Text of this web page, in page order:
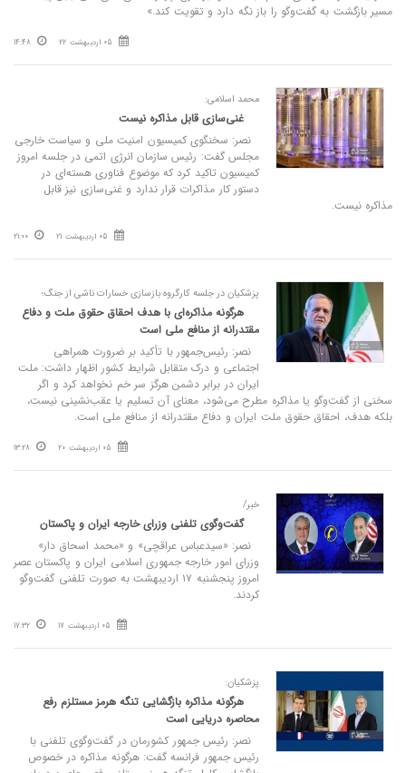
مسیر بازگشت به گفت‌وگو را باز نگه دارد و تقویت کند.»
05 اردیبهشت 22 14:48
محمد اسلامی:
غنی‌سازی قابل مذاکره نیست
نصر: سخنگوی کمیسیون امنیت ملی و سیاست خارجی
مجلس گفت: رئیس سازمان انرژی اتمی در جلسه امروز
کمیسیون تاکید کرد که موضوع فناوری هسته‌ای در
دستور کار مذاکرات قرار ندارد و غنی‌سازی نیز قابل
مذاکره نیست.
05 اردیبهشت 21 21:00
پزشکیان در جلسه کارگروه بازسازی خسارات ناشی از جنگ؛
هرگونه مذاکره‌ای با هدف احقاق حقوق ملت و دفاع
مقتدرانه از منافع ملی است
نصر: رئیس‌جمهور با تأکید بر ضرورت همراهی
اجتماعی و درک متقابل شرایط کشور اظهار داشت: ملت
ایران در برابر دشمن هرگز سر خم نخواهد کرد و اگر
سخنی از گفت‌وگو یا مذاکره مطرح می‌شود، معنای آن تسلیم یا عقب‌نشینی نیست،
بلکه هدف، احقاق حقوق ملت ایران و دفاع مقتدرانه از منافع ملی است.
05 اردیبهشت 20 13:28
خبر/
گفت‌وگوی تلفنی وزرای خارجه ایران و پاکستان
نصر: «سیدعباس عراقچی» و «محمد اسحاق دار»
وزرای امور خارجه جمهوری اسلامی ایران و پاکستان عصر
امروز پنجشنبه ۱۷ اردیبهشت به صورت تلفنی گفت‌وگو
کردند.
05 اردیبهشت 17 17:32
پزشکیان:
هرگونه مذاکره بازگشایی تنگه هرمز مستلزم رفع
محاصره دریایی است
نصر: رئیس‌ جمهور کشورمان در گفت‌وگوی تلفنی با
رئیس جمهور فرانسه گفت: هرگونه مذاکره در خصوص